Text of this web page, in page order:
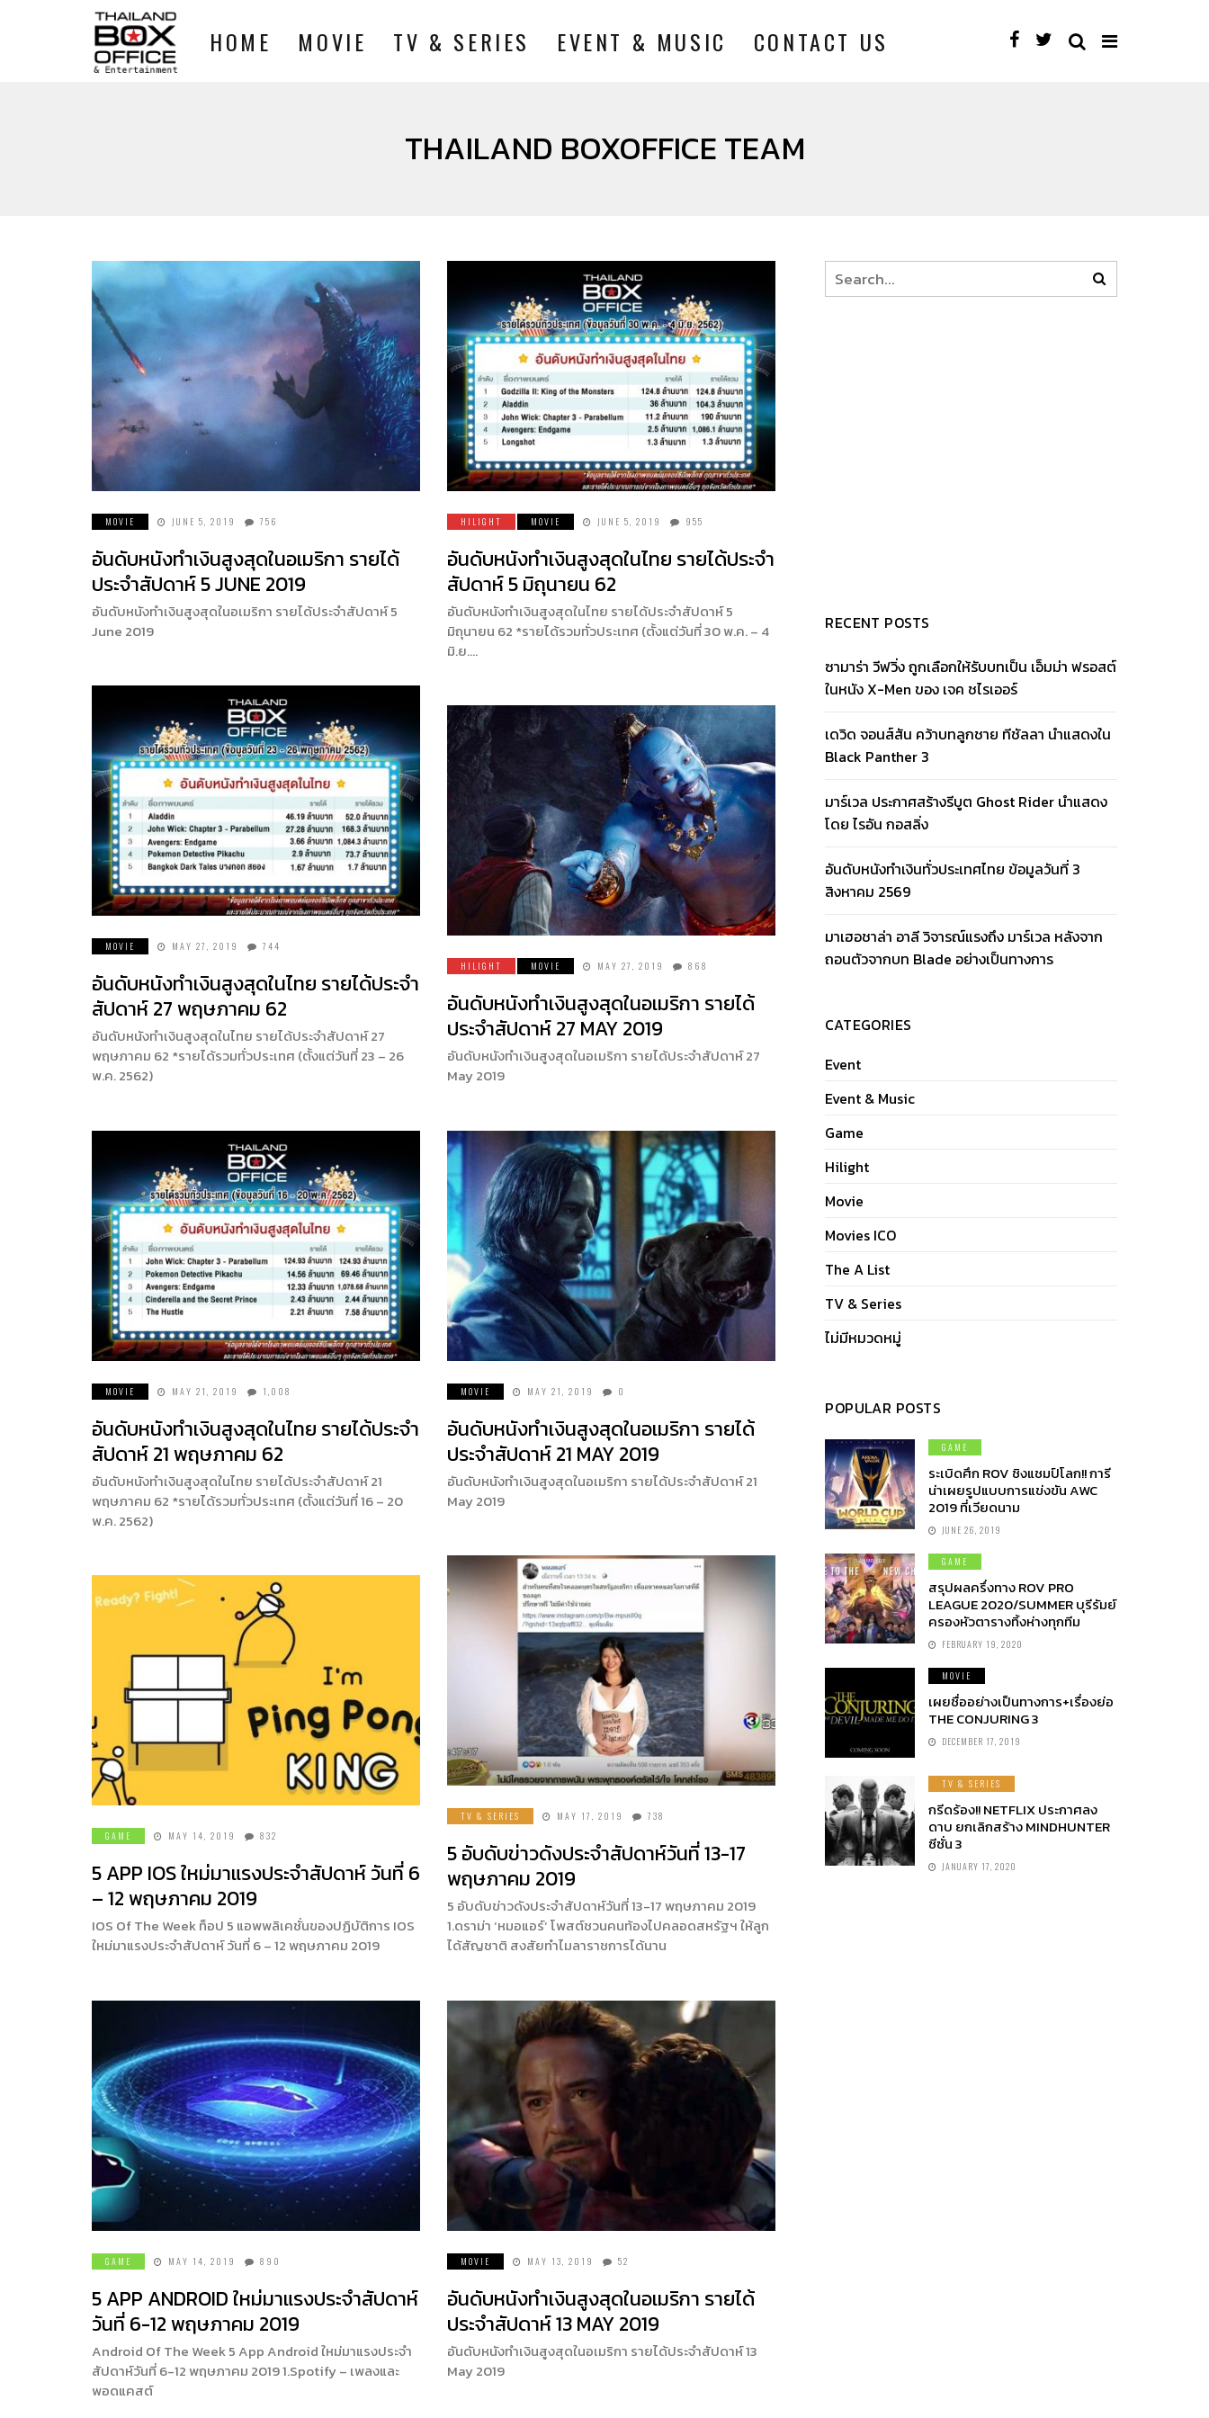
HOME MOVIE TV & SERIES EVENT & MUSIC CONTACT US
THAILAND BOXOFFICE TEAM
MOVIE JUNE 5, 2019 756
อันดับหนังทำเงินสูงสุดในอเมริกา รายได้
ประจำสัปดาห์ 5 JUNE 2019
อันดับหนังทำเงินสูงสุดในอเมริกา รายได้ประจำสัปดาห์ 5
June 2019
HILIGHT MOVIE JUNE 5, 2019 955
อันดับหนังทำเงินสูงสุดในไทย รายได้ประจำ
สัปดาห์ 5 มิถุนายน 62
อันดับหนังทำเงินสูงสุดในไทย รายได้ประจำสัปดาห์ 5
มิถุนายน 62 *รายได้รวมทั่วประเทศ (ตั้งแต่วันที่ 30 พ.ค. – 4
มิ.ย….
MOVIE MAY 27, 2019 744
อันดับหนังทำเงินสูงสุดในไทย รายได้ประจำ
สัปดาห์ 27 พฤษภาคม 62
อันดับหนังทำเงินสูงสุดในไทย รายได้ประจำสัปดาห์ 27
พฤษภาคม 62 *รายได้รวมทั่วประเทศ (ตั้งแต่วันที่ 23 – 26
พ.ค. 2562)
HILIGHT MOVIE MAY 27, 2019 868
อันดับหนังทำเงินสูงสุดในอเมริกา รายได้
ประจำสัปดาห์ 27 MAY 2019
อันดับหนังทำเงินสูงสุดในอเมริกา รายได้ประจำสัปดาห์ 27
May 2019
MOVIE MAY 21, 2019 1,008
อันดับหนังทำเงินสูงสุดในไทย รายได้ประจำ
สัปดาห์ 21 พฤษภาคม 62
อันดับหนังทำเงินสูงสุดในไทย รายได้ประจำสัปดาห์ 21
พฤษภาคม 62 *รายได้รวมทั่วประเทศ (ตั้งแต่วันที่ 16 – 20
พ.ค. 2562)
MOVIE MAY 21, 2019 0
อันดับหนังทำเงินสูงสุดในอเมริกา รายได้
ประจำสัปดาห์ 21 MAY 2019
อันดับหนังทำเงินสูงสุดในอเมริกา รายได้ประจำสัปดาห์ 21
May 2019
TV & SERIES MAY 17, 2019 738
5 อับดับข่าวดังประจำสัปดาห์วันที่ 13-17
พฤษภาคม 2019
5 อับดับข่าวดังประจำสัปดาห์วันที่ 13-17 พฤษภาคม 2019
1.ดราม่า ‘หมอแอร์‘ โพสต์ชวนคนท้องไปคลอดสหรัฐฯ ให้ลูก
ได้สัญชาติ สงสัยทำไมลาราชการได้นาน
GAME MAY 14, 2019 832
5 APP IOS ใหม่มาแรงประจำสัปดาห์ วันที่ 6
– 12 พฤษภาคม 2019
IOS Of The Week ท็อป 5 แอพพลิเคชั่นของปฏิบัติการ IOS
ใหม่มาแรงประจำสัปดาห์ วันที่ 6 – 12 พฤษภาคม 2019
GAME MAY 14, 2019 890
5 APP ANDROID ใหม่มาแรงประจำสัปดาห์
วันที่ 6-12 พฤษภาคม 2019
Android Of The Week 5 App Android ใหม่มาแรงประจำ
สัปดาห์วันที่ 6-12 พฤษภาคม 2019 1.Spotify – เพลงและ
พอดแคสต์
MOVIE MAY 13, 2019 52
อันดับหนังทำเงินสูงสุดในอเมริกา รายได้
ประจำสัปดาห์ 13 MAY 2019
อันดับหนังทำเงินสูงสุดในอเมริกา รายได้ประจำสัปดาห์ 13
May 2019
RECENT POSTS
ซามาร่า วีฟวิ่ง ถูกเลือกให้รับบทเป็น เอ็มม่า ฟรอสต์
ในหนัง X-Men ของ เจค ชไรเออร์
เดวิด จอนส์สัน คว้าบทลูกชาย ทีชัลลา นำแสดงใน
Black Panther 3
มาร์เวล ประกาศสร้างรีบูต Ghost Rider นำแสดง
โดย ไรอัน กอสลิ่ง
อันดับหนังทำเงินทั่วประเทศไทย ข้อมูลวันที่ 3
สิงหาคม 2569
มาเฮอชาล่า อาลี วิจารณ์แรงถึง มาร์เวล หลังจาก
ถอนตัวจากบท Blade อย่างเป็นทางการ
CATEGORIES
Event
Event & Music
Game
Hilight
Movie
Movies ICO
The A List
TV & Series
ไม่มีหมวดหมู่
POPULAR POSTS
GAME
ระเบิดศึก ROV ชิงแชมป์โลก!! การี
น่าเผยรูปแบบการแข่งขัน AWC
2019 ที่เวียดนาม
JUNE 26, 2019
GAME
สรุปผลครึ่งทาง ROV PRO
LEAGUE 2020/SUMMER บุรีรัมย์
ครองหัวตารางทิ้งห่างทุกทีม
FEBRUARY 19, 2020
MOVIE
เผยชื่ออย่างเป็นทางการ+เรื่องย่อ
THE CONJURING 3
DECEMBER 17, 2019
TV & SERIES
กรีดร้อง!! NETFLIX ประกาศลง
ดาบ ยกเลิกสร้าง MINDHUNTER
ซีซั่น 3
JANUARY 17, 2020